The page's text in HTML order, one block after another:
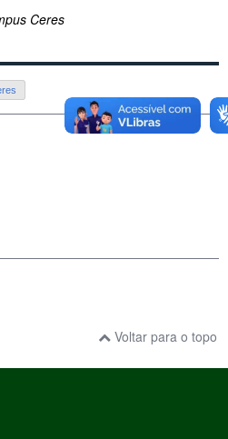
Ceres
Voltar para o topo